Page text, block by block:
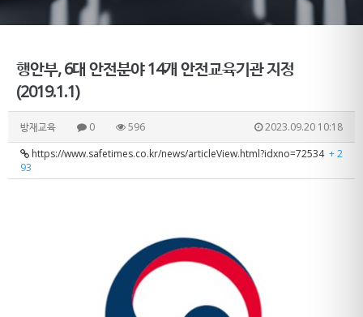
행안부, 6대 안전분야 14개 안전교육기관 지정
(2019.1.1)
방재교육 0 596
2023.09.20 10:18
https://www.safetimes.co.kr/news/articleView.html?idxno=72534 + 2
93